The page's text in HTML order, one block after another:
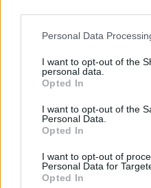
Personal Data
I want to opt-out of the
personal data.
Opted In
I want to opt-out of the
Personal Data.
Opted In
I want to opt-out of
Personal Data for
Opted In